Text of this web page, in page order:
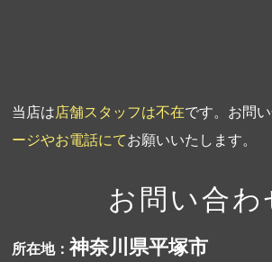
当店は店舗スタッフは不在です。お問
ージやお電話にてお願いいたします。
お問い合わ
所在地：神奈川県平塚市